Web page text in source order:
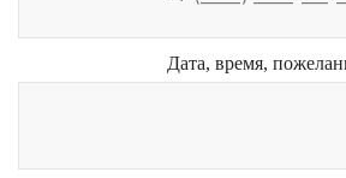
Дата, время,